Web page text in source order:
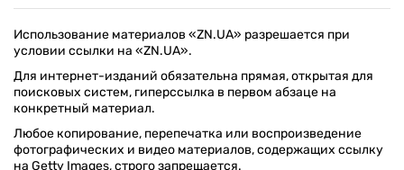
Использование материалов «ZN.UA» разрешается при
условии ссылки на «ZN.UA».
Для интернет-изданий обязательна прямая, открытая для
поисковых систем, гиперссылка в первом абзаце на
конкретный материал.
Любое копирование, перепечатка или воспроизведение
фотографических и видео материалов, содержащих ссылку
на Getty Images, строго запрещается.